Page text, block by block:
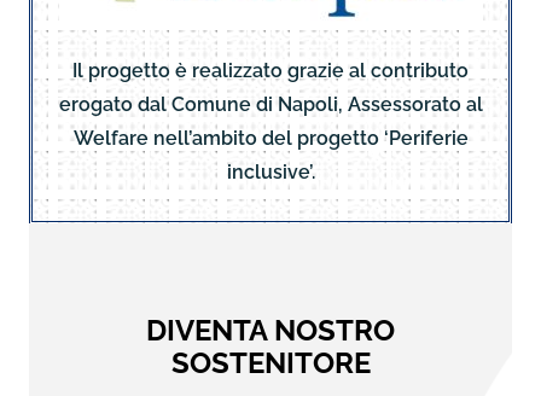
Il progetto è realizzato grazie al contributo
erogato dal Comune di Napoli, Assessorato al
Welfare nell’ambito del progetto ‘Periferie
inclusive’.
DIVENTA NOSTRO
SOSTENITORE